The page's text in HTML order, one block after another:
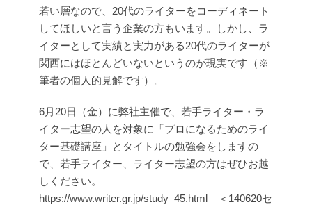
若い層なので、20代のライターをコーディネート
してほしいと言う企業の方もいます。しかし、ラ
イターとして実績と実力がある20代のライターが
関西にはほとんどいないというのが現実です（※
筆者の個人的見解です）。
6月20日（金）に弊社主催で、若手ライター・ラ
イター志望の人を対象に「プロになるためのライ
ター基礎講座」とタイトルの勉強会をしますの
で、若手ライター、ライター志望の方はぜひお越
しください。
https://www.writer.gr.jp/study_45.html ＜140620セ